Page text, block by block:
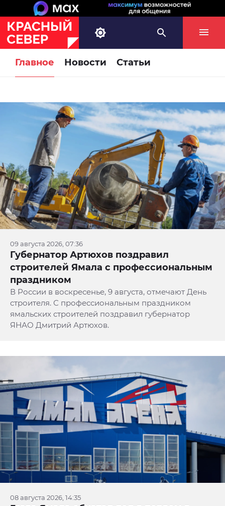
Главное Новости Статьи
09 августа 2026, 07:36
Губернатор Артюхов поздравил
строителей Ямала с профессиональным
праздником
В России в воскресенье, 9 августа, отмечают День
строителя. С профессиональным праздником
ямальских строителей поздравил губернатор
ЯНАО Дмитрий Артюхов.
08 августа 2026, 14:35